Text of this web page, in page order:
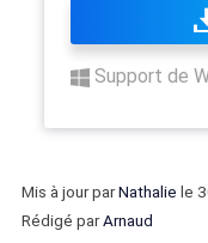
Support de
Mis à jour parNathalie le
Rédigé parArnaud